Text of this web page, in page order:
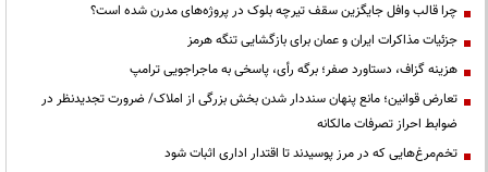
چرا قالب وافل جایگزین سقف تیرچه بلوک در پروژه‌های مدرن شده است؟
جزئیات مذاکرات ایران و عمان برای بازگشایی تنگه هرمز
هزینه گزاف، دستاورد صفر؛ برگه رأی، پاسخی به ماجراجویی ترامپ
تعارض قوانین؛ مانع پنهان سنددار شدن بخش بزرگی از املاک/ ضرورت تجدیدنظر در
ضوابط احراز تصرفات مالکانه
تخم‌مرغ‌هایی که در مرز پوسیدند تا اقتدار اداری اثبات شود